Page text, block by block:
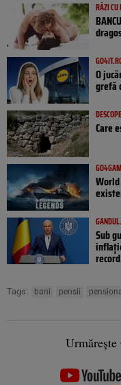
RÂZI
O
grefă
Care
Sub
Tags: bani pensii